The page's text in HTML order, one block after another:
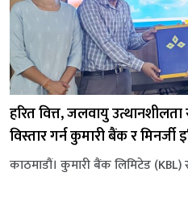
हरित वित्त, जलवायु
विस्तार गर्न कुमारी बैंक र
काठमाडौं। कुमारी बैंक लिमिटेड (KBL)